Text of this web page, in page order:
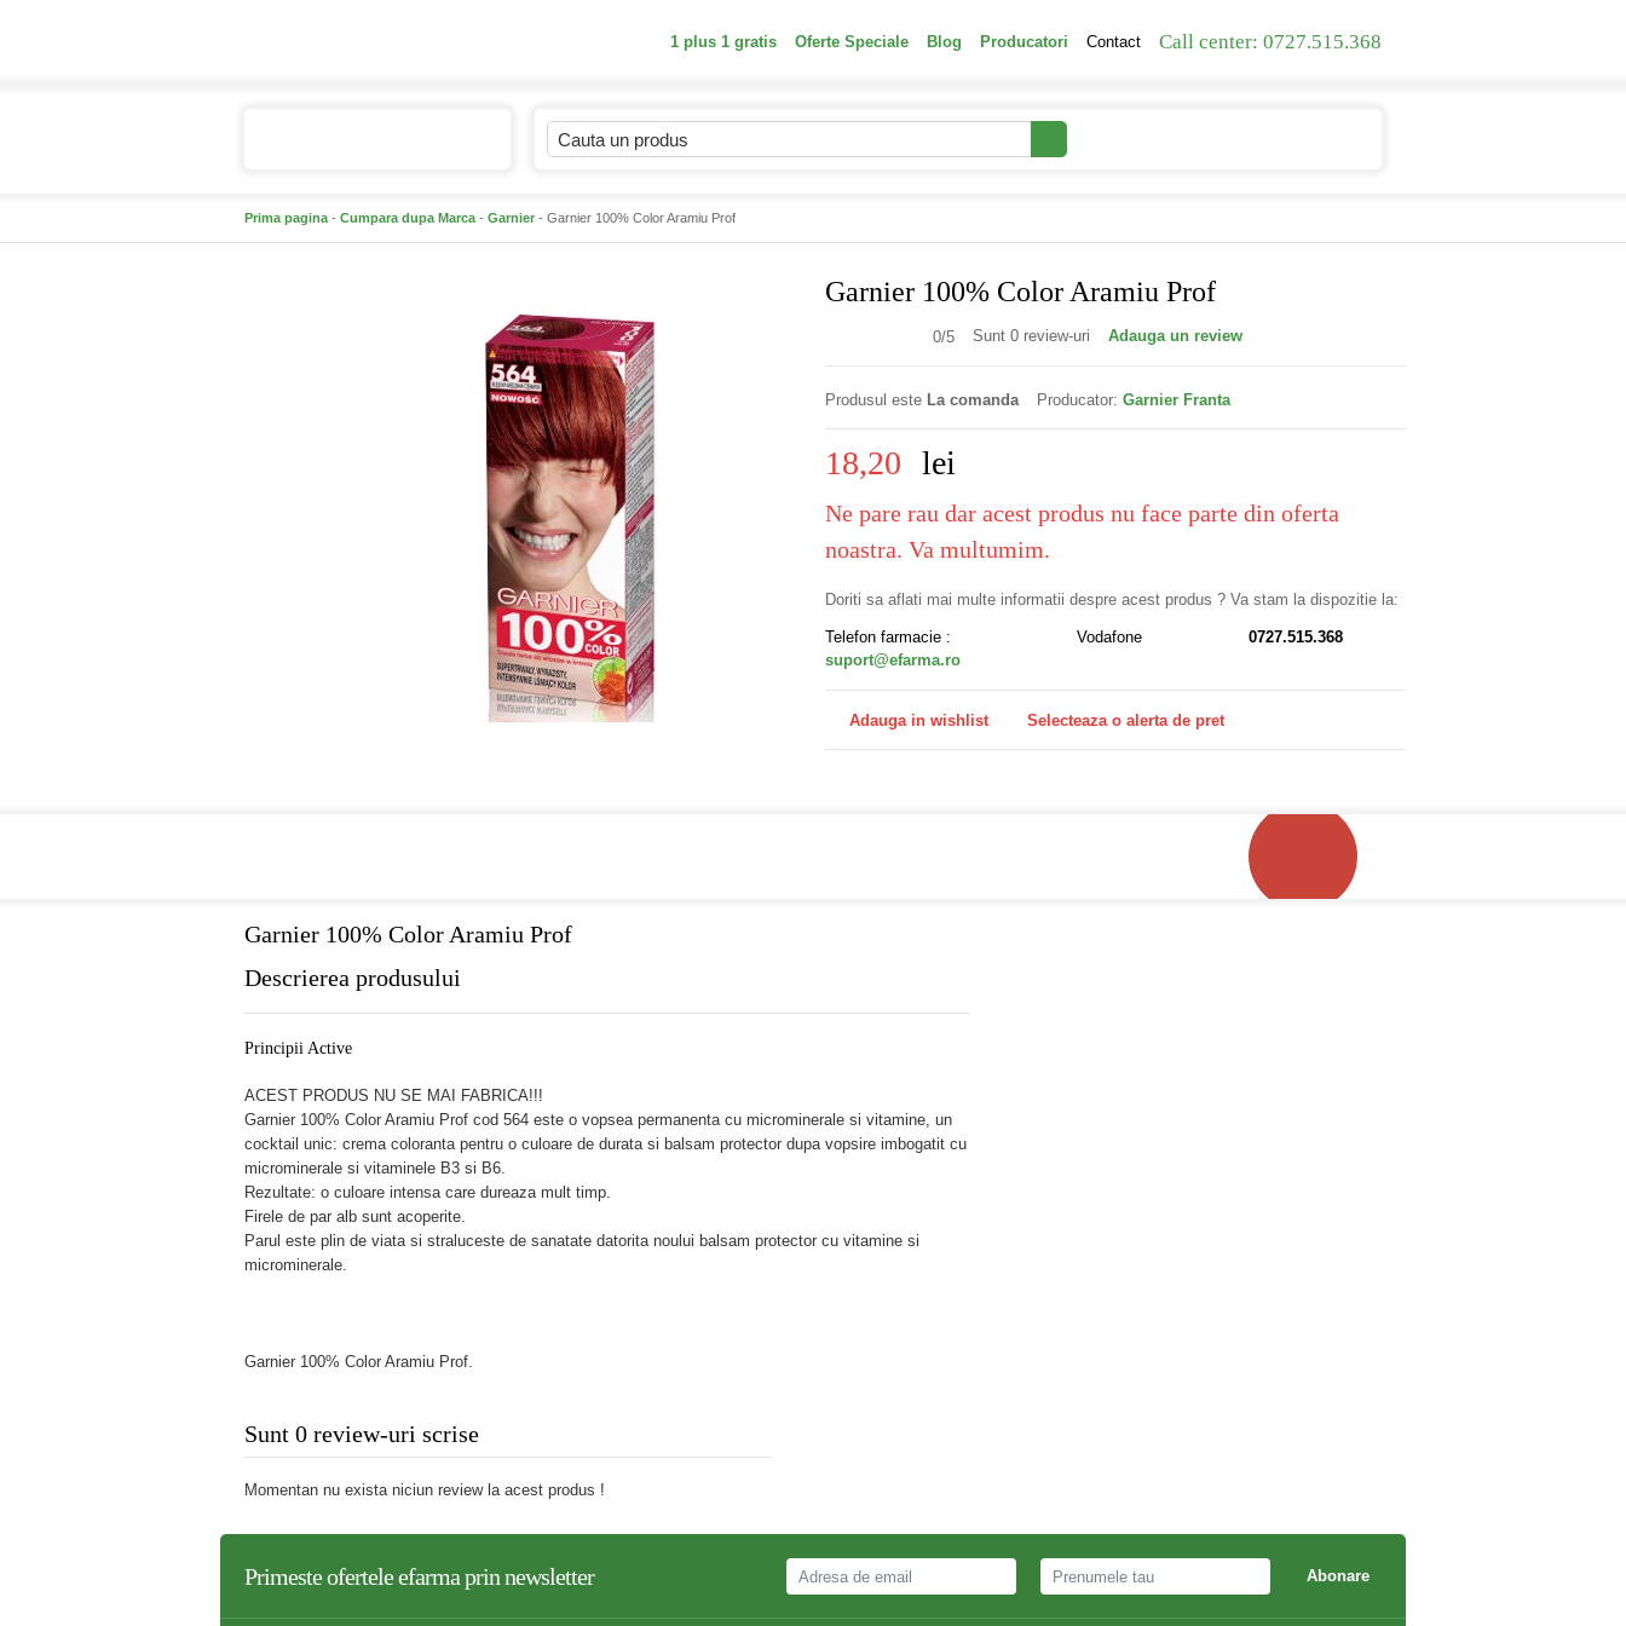
1 plus 1 gratis Oferte Speciale Blog Producatori Contact Call center: 0727.515.368
Prima pagina - Cumpara dupa Marca - Garnier - Garnier 100% Color Aramiu Prof
Garnier 100% Color Aramiu Prof
0/5 Sunt 0 review-uri Adauga un review
Produsul este La comanda Producator: Garnier Franta
18,20 lei
Ne pare rau dar acest produs nu face parte din oferta
noastra. Va multumim.
Doriti sa aflati mai multe informatii despre acest produs ? Va stam la dispozitie la:
Telefon farmacie : Vodafone
0727.515.368
suport@efarma.ro
Adauga in wishlist Selecteaza o alerta de pret
Garnier 100% Color Aramiu Prof
Descrierea produsului
Principii Active
ACEST PRODUS NU SE MAI FABRICA!!!
Garnier 100% Color Aramiu Prof cod 564 este o vopsea permanenta cu microminerale si vitamine, un
cocktail unic: crema coloranta pentru o culoare de durata si balsam protector dupa vopsire imbogatit cu
microminerale si vitaminele B3 si B6.
Rezultate: o culoare intensa care dureaza mult timp.
Firele de par alb sunt acoperite.
Parul este plin de viata si straluceste de sanatate datorita noului balsam protector cu vitamine si
microminerale.
Garnier 100% Color Aramiu Prof.
Sunt 0 review-uri scrise
Momentan nu exista niciun review la acest produs !
Primeste oferteleefarmaprin newsletter Abonare